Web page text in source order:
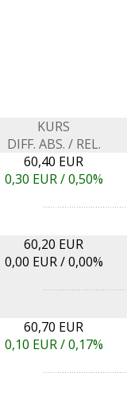
KURS
DIFF. ABS. / REL.
60,40 EUR
0,30 EUR /0,50%
60,20 EUR
0,00 EUR /0,00%
60,70 EUR
0,10 EUR /0,17%